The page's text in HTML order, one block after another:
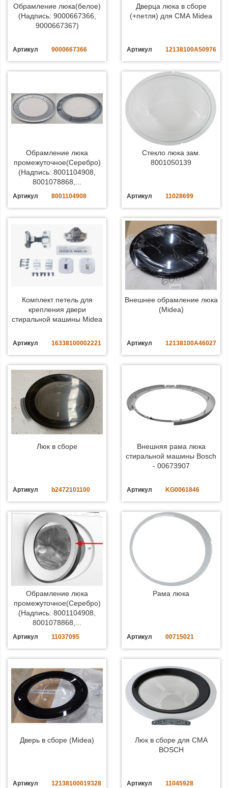
Обрамление люка(белое)
(Надпись: 9000667366,
9000667367)
Артикул 9000667366
Дверца люка в сборе
(+петля) для СМА Midea
Артикул 12138100A50976
Обрамление люка
промежуточное(Серебро)
(Надпись: 8001104908,
8001078868,...
Артикул 8001104908
Стекло люка зам.
8001050139
Артикул 11028699
Комплект петель для
крепления двери
стиральной машины Midea
Артикул 16338100002221
Внешнее обрамление люка
(Midea)
Артикул 12138100A46027
Люк в сборе
Артикул b2472101100
Внешняя рама люка
стиральной машины Bosch
- 00673907
Артикул KG0061846
Обрамление люка
промежуточное(Серебро)
(Надпись: 8001104908,
8001078868,...
Артикул 11037095
Рама люка
Артикул 00715021
Дверь в сборе (Midea)
Артикул 12138100019328
Люк в сборе для СМА
BOSCH
Артикул 11045928